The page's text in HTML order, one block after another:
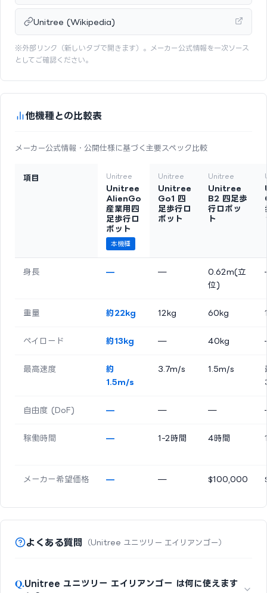
Unitree (Wikipedia)
※外部リンク（新しいタブで開きます）。メーカー公式情報を一次ソース
としてご確認ください。
他機種との比較表
メーカー公式情報・公開仕様に基づく主要スペック比較
項目 Unitree
Unitree
AlienGo
産業用四
足歩行ロ
ボット
本機種
Unitree
Unitree
Go1 四
足歩行ロ
ボット
Unitree
Unitree
B2 四足歩
行ロボッ
ト
身長 — —
0.62m(立
位)
重量 約22kg 12kg 60kg
ペイロード 約13kg — 40kg
最高速度
約
1.5m/s
3.7m/s 1.5m/s
自由度 (DoF) — — —
稼働時間 — 1-2時間 4時間
メーカー希望価格 — — $100,000
よくある質問 （Unitree ユニツリー エイリアンゴー）
Q.Unitree ユニツリー エイリアンゴー は何に使えます